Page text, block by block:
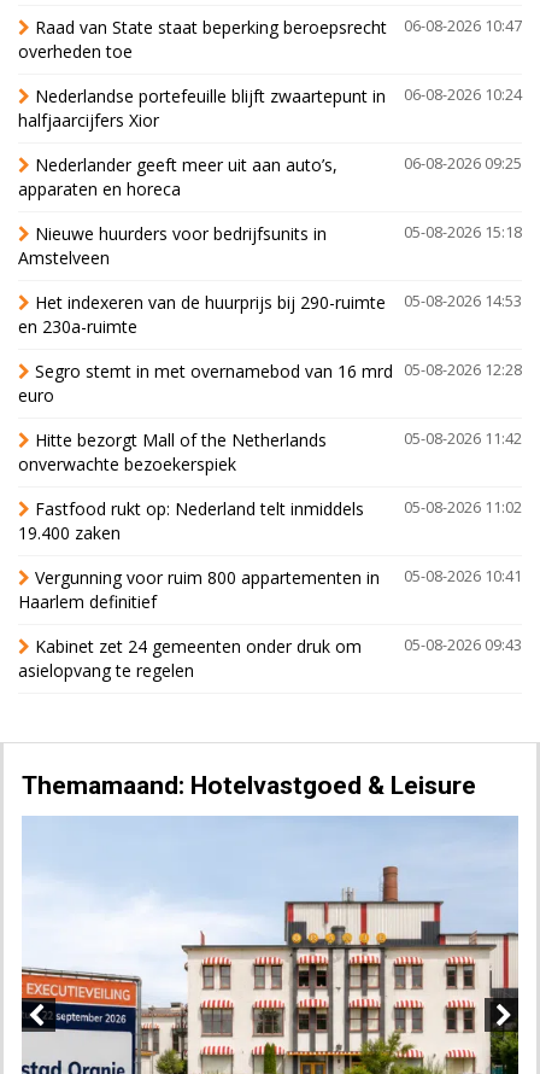
06-08-2026 10:47
Raad van State staat beperking beroepsrecht
overheden toe
06-08-2026 10:24
Nederlandse portefeuille blijft zwaartepunt in
halfjaarcijfers Xior
06-08-2026 09:25
Nederlander geeft meer uit aan auto’s,
apparaten en horeca
05-08-2026 15:18
Nieuwe huurders voor bedrijfsunits in
Amstelveen
05-08-2026 14:53
Het indexeren van de huurprijs bij 290-ruimte
en 230a-ruimte
05-08-2026 12:28
Segro stemt in met overnamebod van 16 mrd
euro
05-08-2026 11:42
Hitte bezorgt Mall of the Netherlands
onverwachte bezoekerspiek
05-08-2026 11:02
Fastfood rukt op: Nederland telt inmiddels
19.400 zaken
05-08-2026 10:41
Vergunning voor ruim 800 appartementen in
Haarlem definitief
05-08-2026 09:43
Kabinet zet 24 gemeenten onder druk om
asielopvang te regelen
Themamaand: Hotelvastgoed & Leisure
Next